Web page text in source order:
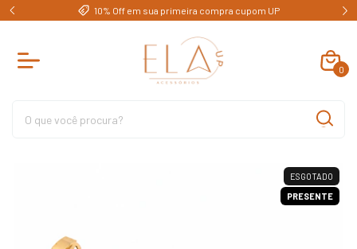
10% Off em sua primeira compra cupom UP
0
ESGOTADO
PRESENTE